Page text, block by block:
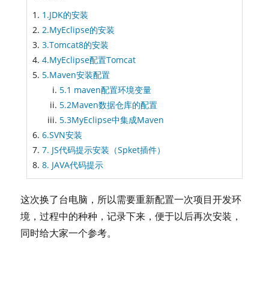
1.JDK的安装
2.MyEclipse的安装
3.Tomcat8的安装
4.MyEclipse配置Tomcat
5.Maven安装配置
5.1 maven配置环境变量
5.2Maven数据仓库的配置
5.3MyEclipse中集成Maven
6.SVN安装
7. JS代码提示安装（Spket插件）
8. JAVA代码提示
这次换了台电脑，所以需要重新配置一次项目开发环
境，过程中的种种，记录下来，便于以后再次安装，
同时给大家一个参考。